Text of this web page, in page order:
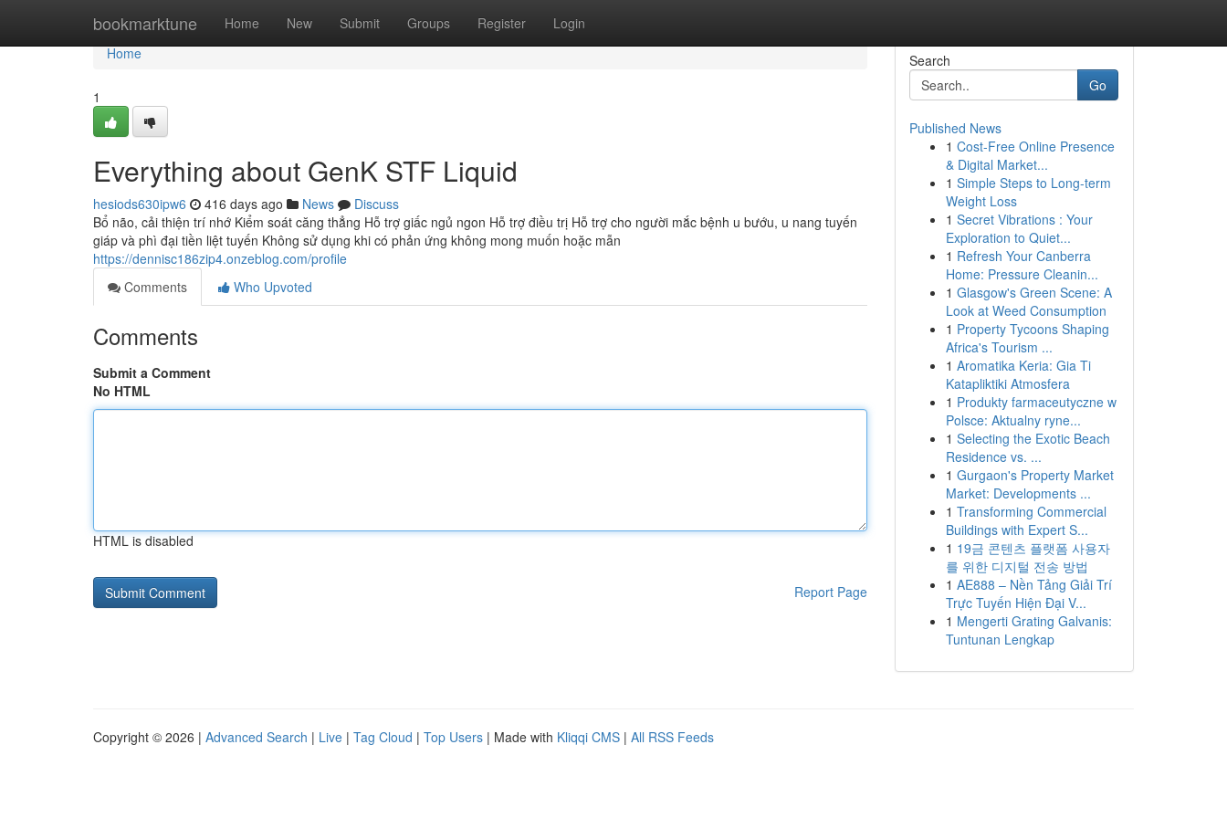
bookmarktune Home New Submit Groups Register Login
Home
Home
1
Everything about GenK STF Liquid
hesiods630ipw6 416 days ago News
Discuss
Bổ não, cải thiện trí nhớ Kiểm soát căng thẳng Hỗ trợ giấc ngủ ngon Hỗ trợ điều trị Hỗ trợ cho người mắc bệnh u bướu, u nang tuyến
giáp và phì đại tiền liệt tuyến Không sử dụng khi có phản ứng không mong muốn hoặc mẫn
https://dennisc186zip4.onzeblog.com/profile
Comments
Who Upvoted
Comments
Submit a Comment
No HTML
HTML is disabled
Report Page
Search
Go
Published News
1 Cost-Free Online Presence
& Digital Market...
1 Simple Steps to Long-term
Weight Loss
1 Secret Vibrations : Your
Exploration to Quiet...
1 Refresh Your Canberra
Home: Pressure Cleanin...
1 Glasgow's Green Scene: A
Look at Weed Consumption
1 Property Tycoons Shaping
Africa's Tourism ...
1 Aromatika Keria: Gia Ti
Katapliktiki Atmosfera
1 Produkty farmaceutyczne w
Polsce: Aktualny ryne...
1 Selecting the Exotic Beach
Residence vs. ...
1 Gurgaon's Property Market
Market: Developments ...
1 Transforming Commercial
Buildings with Expert S...
1 19금 콘텐츠 플랫폼 사용자
를 위한 디지털 전송 방법
1 AE888 – Nền Tảng Giải Trí
Trực Tuyến Hiện Đại V...
1 Mengerti Grating Galvanis:
Tuntunan Lengkap
Copyright © 2026 | Advanced Search | Live | Tag Cloud | Top Users | Made with Kliqqi CMS | All RSS Feeds